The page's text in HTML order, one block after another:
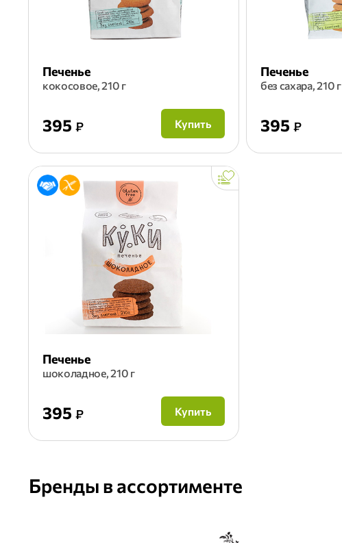
Печенье
кокосовое, 210 г
395 ₽ Купить
Печенье
без сахара, 210 г
395 ₽
Печенье
шоколадное, 210 г
395 ₽ Купить
Бренды в ассортименте